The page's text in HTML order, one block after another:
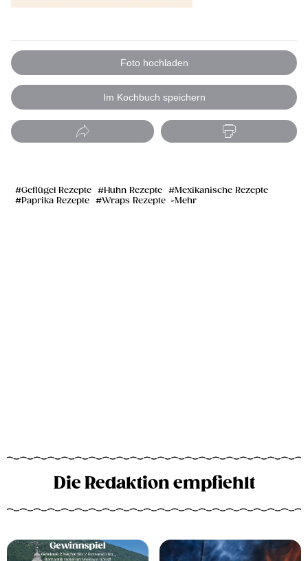
Foto hochladen
Im Kochbuch speichern
Geflügel Rezepte Huhn Rezepte
Mexikanische Rezepte
Paprika Rezepte
Wraps Rezepte Mehr
Die Redaktion empfiehlt